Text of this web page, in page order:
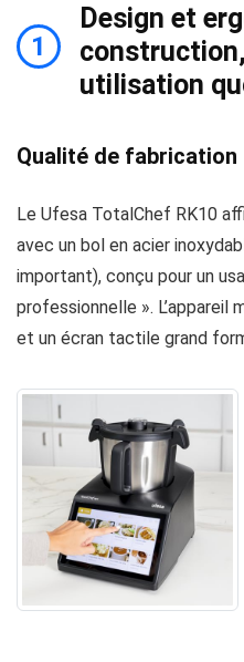
1
Design et
utilisation
Qualité de fabrication
Le Ufesa TotalChef RK10
avec un bol en acier
important), conçu pour un
professionnelle ». L’appareil
et un écran tactile grand